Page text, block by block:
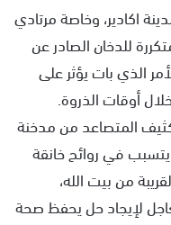
اكادير، وخاصة مرتادي
للدخان الصادر عن
الذي بات يؤثر على
أوقات الذروة.
المتصاعد من مدخنة
في روائح خانقة
من بيت الله،
لإيجاد حل يحفظ صحة